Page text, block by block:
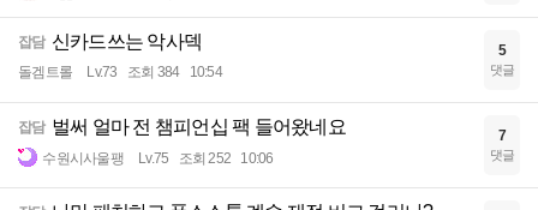
잡담 신카드쓰는 악사덱
돌겜트롤 Lv.73 조회 384 10:54
5
댓글
잡담 벌써 얼마 전 챔피언십 팩 들어왔네요
수원시사울팽 Lv.75 조회 252 10:06
7
댓글